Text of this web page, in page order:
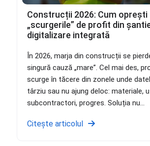
Construcții 2026: Cum oprești
„scurgerile” de profit din
digitalizare integrată
În 2026, marja din construcții se
singură cauză „mare”. Cel mai des,
scurge în tăcere din zonele unde
târziu sau nu ajung deloc: materiale,
subcontractori, progres. Soluția nu...
Citește articolul